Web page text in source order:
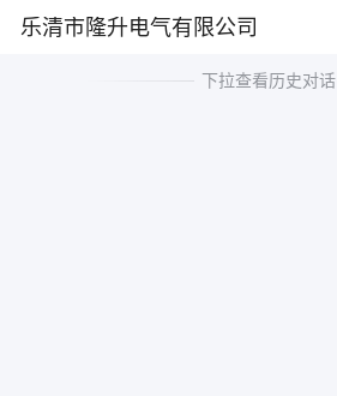
乐清市隆升电气有限公司
下拉查看历史对话